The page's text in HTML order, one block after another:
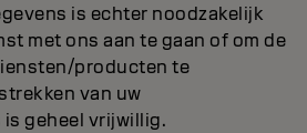
is echter noodzakelijk
met ons aan te gaan of om de
producten te
van uw
geheel vrijwillig.